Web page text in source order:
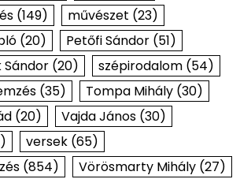
(149) művészet (23)
(20) Petőfi Sándor(51)
Sándor(20) szépirodalom(54)
(35) Tompa Mihály(30)
(20) Vajda János(30)
versek(65)
(854) Vörösmarty Mihály(27)